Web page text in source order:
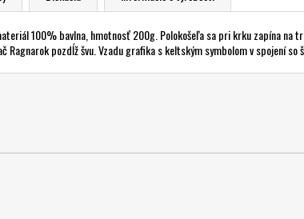
100% bavlna, hmotnosť 200g. Polokošeľa sa pri krku zapína na
Ragnarok pozdĺž švu. Vzadu grafika s keltským symbolom v spojení